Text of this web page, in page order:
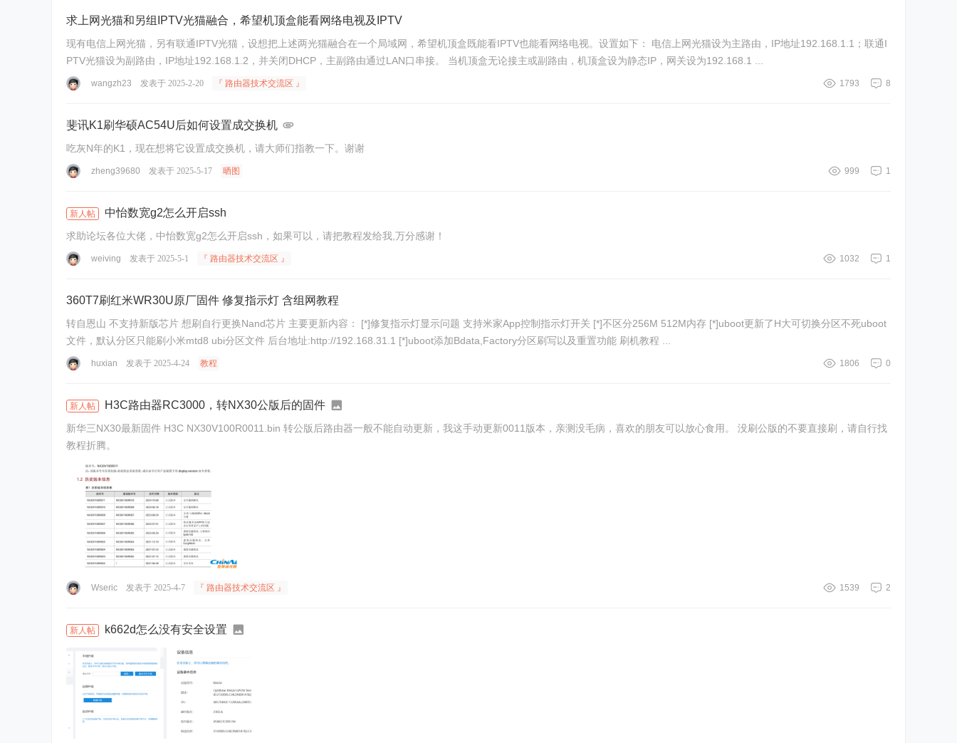
求上网光猫和另组IPTV光猫融合，希望机顶盒能看网络电视及IPTV
现有电信上网光猫，另有联通IPTV光猫，设想把上述两光猫融合在一个局域网，希望机顶盒既能看IPTV也能看网络电视。设置如下： 电信上网光猫设为主路由，IP地址192.168.1.1；联通I
PTV光猫设为副路由，IP地址192.168.1.2，并关闭DHCP，主副路由通过LAN口串接。 当机顶盒无论接主或副路由，机顶盒设为静态IP，网关设为192.168.1 ...
8
1793
wangzh23 发表于 2025-2-20 『 路由器技术交流区 』
斐讯K1刷华硕AC54U后如何设置成交换机
吃灰N年的K1，现在想将它设置成交换机，请大师们指教一下。谢谢
1
999
zheng39680 发表于 2025-5-17 晒图
新人帖 中怡数宽g2怎么开启ssh
求助论坛各位大佬，中怡数宽g2怎么开启ssh，如果可以，请把教程发给我,万分感谢！
1
1032
weiving 发表于 2025-5-1 『 路由器技术交流区 』
360T7刷红米WR30U原厂固件 修复指示灯 含组网教程
转自恩山 不支持新版芯片 想刷自行更换Nand芯片 主要更新内容： [*]修复指示灯显示问题 支持米家App控制指示灯开关 [*]不区分256M 512M内存 [*]uboot更新了H大可切换分区不死uboot
0
1806
huxian 发表于 2025-4-24 教程
新人帖 H3C路由器RC3000，转NX30公版后的固件
新华三NX30最新固件 H3C NX30V100R0011.bin 转公版后路由器一般不能自动更新，我这手动更新0011版本，亲测没毛病，喜欢的朋友可以放心食用。 没刷公版的不要直接刷，请自行找
教程折腾。
2
1539
Wseric 发表于 2025-4-7 『 路由器技术交流区 』
新人帖 k662d怎么没有安全设置